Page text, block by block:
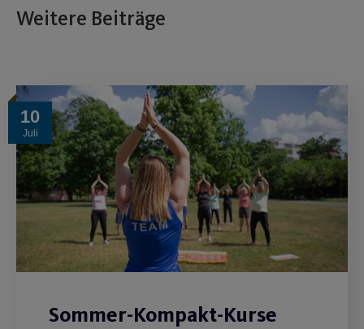
Weitere Beiträge
10
Juli
Sommer-Kompakt-Kurse